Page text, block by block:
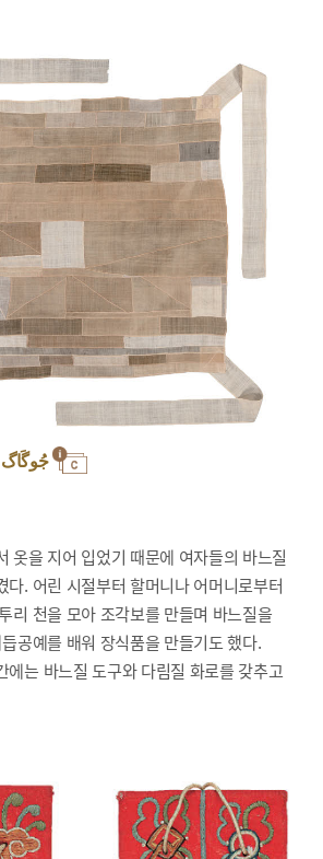
جُوگَاگ بُو (پارچه چهل تکه)
옷을 지어 입었기 때문에 여자들의 바느질
다. 어린 시절부터 할머니나 어머니로부터
리 천을 모아 조각보를 만들며 바느질을
공예를 배워 장식품을 만들기도 했다.
에는 바느질 도구와 다림질 화로를 갖추고